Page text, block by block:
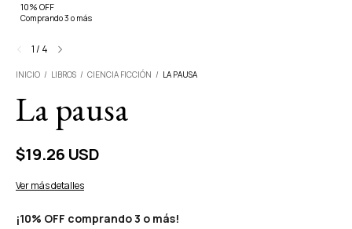
10% OFF
Comprando 3 o más
1/ 4
INICIO / LIBROS / CIENCIA FICCIÓN / LA PAUSA
La pausa
$19.26 USD
Ver más detalles
¡10% OFF comprando 3 o más!